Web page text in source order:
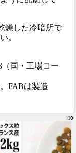
燥した冷暗所で
。
（国・工場コー
FABは製造